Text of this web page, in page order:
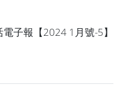
子報【2024 1月號-5】